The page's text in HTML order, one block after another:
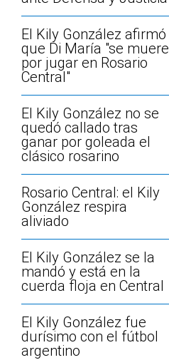
El Kily González afirmó
que Di María "se muere
por jugar en Rosario
Central"
El Kily González no se
quedó callado tras
ganar por goleada el
clásico rosarino
Rosario Central: el Kily
González respira
aliviado
El Kily González se la
mandó y está en la
cuerda floja en Central
El Kily González fue
durísimo con el fútbol
argentino